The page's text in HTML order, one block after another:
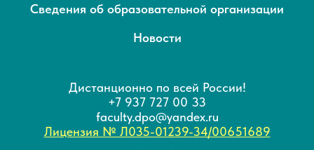
Сведения об образовательной организации
Новости
Дистанционно по всей России!
+7 937 727 00 33
faculty.dpo@yandex.ru
Лицензия № Л035-01239-34/00651689